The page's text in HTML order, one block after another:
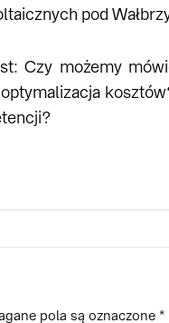
pod
Czy możemy
pola są oznaczone *